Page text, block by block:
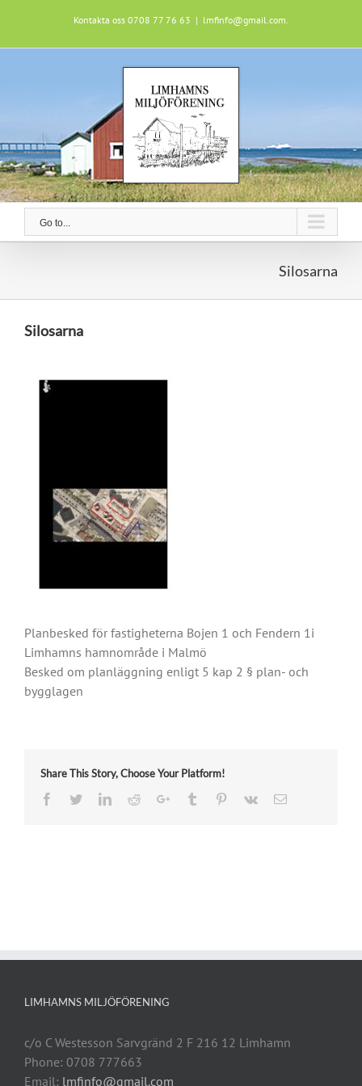
content
Kontakta oss 0708 77 76 63 | lmfinfo@gmail.com.
Go to...
Silosarna
Silosarna
Planbesked för fastigheterna Bojen 1 och Fendern 1i
Limhamns hamnområde i Malmö
Besked om planläggning enligt 5 kap 2 § plan- och
bygglagen
Share This Story, Choose Your Platform!
Facebook
TwitterLinkedIn
RedditGoogle+Tumblr Pinterest
Vk Email
LIMHAMNS MILJÖFÖRENING
c/o C Westesson Sarvgränd 2 F 216 12 Limhamn
Phone: 0708 777663
Email: lmfinfo@gmail.com